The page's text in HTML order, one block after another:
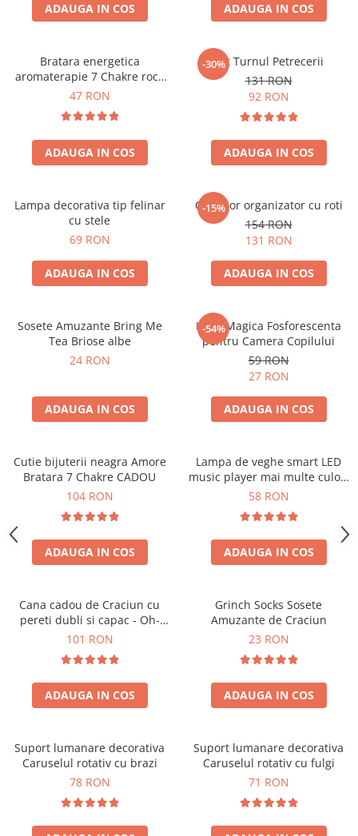
ADAUGA IN COS ADAUGA IN COS
Bratara energetica
aromaterapie 7 Chakre roca
vulcanica
47 RON
ADAUGA IN COS
-30%Set Turnul Petrecerii
131 RON
92 RON
ADAUGA IN COS
Lampa decorativa tip felinar
cu stele
69 RON
ADAUGA IN COS
-15%
Carucior organizator cu roti
154 RON
131 RON
ADAUGA IN COS
Sosete Amuzante Bring Me
Tea Briose albe
24 RON
ADAUGA IN COS
-54%
Luna Magica Fosforescenta
pentru Camera Copilului
59 RON
27 RON
ADAUGA IN COS
Cutie bijuterii neagra Amore
Bratara 7 Chakre CADOU
104 RON
ADAUGA IN COS
Lampa de veghe smart LED
music player mai multe culori
touch control handsfree
58 RON
ADAUGA IN COS
Cana cadou de Craciun cu
pereti dubli si capac - Oh-
Brad-frumos
101 RON
ADAUGA IN COS
Grinch Socks Sosete
Amuzante de Craciun
23 RON
ADAUGA IN COS
Suport lumanare decorativa
Caruselul rotativ cu brazi
78 RON
Suport lumanare decorativa
Caruselul rotativ cu fulgi
71 RON